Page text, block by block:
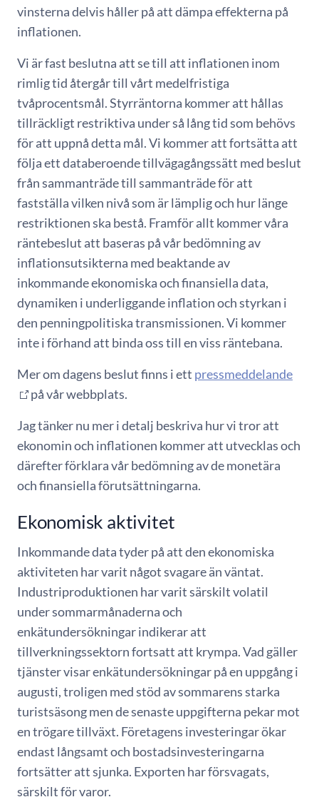
vinsterna delvis håller på att dämpa effekterna på
inflationen.
Vi är fast beslutna att se till att inflationen inom
rimlig tid återgår till vårt medelfristiga
tvåprocentsmål. Styrräntorna kommer att hållas
tillräckligt restriktiva under så lång tid som behövs
för att uppnå detta mål. Vi kommer att fortsätta att
följa ett databeroende tillvägagångssätt med beslut
från sammanträde till sammanträde för att
fastställa vilken nivå som är lämplig och hur länge
restriktionen ska bestå. Framför allt kommer våra
räntebeslut att baseras på vår bedömning av
inflationsutsikterna med beaktande av
inkommande ekonomiska och finansiella data,
dynamiken i underliggande inflation och styrkan i
den penningpolitiska transmissionen. Vi kommer
inte i förhand att binda oss till en viss räntebana.
Mer om dagens beslut finns i ett pressmeddelande
på vår webbplats.
Jag tänker nu mer i detalj beskriva hur vi tror att
ekonomin och inflationen kommer att utvecklas och
därefter förklara vår bedömning av de monetära
och finansiella förutsättningarna.
Ekonomisk aktivitet
Inkommande data tyder på att den ekonomiska
aktiviteten har varit något svagare än väntat.
Industriproduktionen har varit särskilt volatil
under sommarmånaderna och
enkätundersökningar indikerar att
tillverkningssektorn fortsatt att krympa. Vad gäller
tjänster visar enkätundersökningar på en uppgång i
augusti, troligen med stöd av sommarens starka
turistsäsong men de senaste uppgifterna pekar mot
en trögare tillväxt. Företagens investeringar ökar
endast långsamt och bostadsinvesteringarna
fortsätter att sjunka. Exporten har försvagats,
särskilt för varor.